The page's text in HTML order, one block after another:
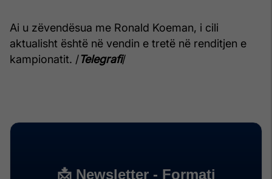
Ai u zëvendësua me Ronald Koeman, i cili
aktualisht është në vendin e tretë në renditjen e
kampionatit. /Telegrafi/